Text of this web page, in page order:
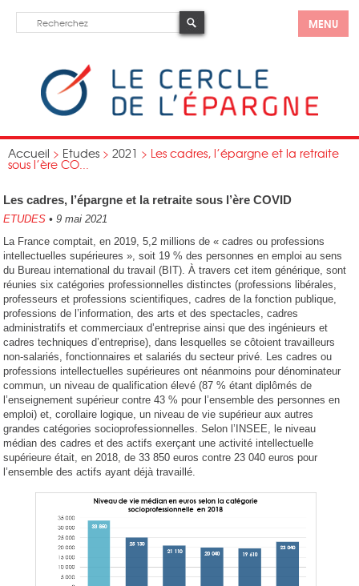
MENU
Accueil > Etudes > 2021 > Les cadres, l’épargne et la retraite
sous l’ère CO...
Les cadres, l’épargne et la retraite sous l’ère COVID
ETUDES • 9 mai 2021
La France comptait, en 2019, 5,2 millions de « cadres ou professions
intellectuelles supérieures », soit 19 % des personnes en emploi au sens
du Bureau international du travail (BIT). À travers cet item générique, sont
réunies six catégories professionnelles distinctes (professions libérales,
professeurs et professions scientifiques, cadres de la fonction publique,
professions de l’information, des arts et des spectacles, cadres
administratifs et commerciaux d’entreprise ainsi que des ingénieurs et
cadres techniques d’entreprise), dans lesquelles se côtoient travailleurs
non-salariés, fonctionnaires et salariés du secteur privé. Les cadres ou
professions intellectuelles supérieures ont néanmoins pour dénominateur
commun, un niveau de qualification élevé (87 % étant diplômés de
l’enseignement supérieur contre 43 % pour l’ensemble des personnes en
emploi) et, corollaire logique, un niveau de vie supérieur aux autres
grandes catégories socioprofessionnelles. Selon l’INSEE, le niveau
médian des cadres et des actifs exerçant une activité intellectuelle
supérieure était, en 2018, de 33 850 euros contre 23 040 euros pour
l’ensemble des actifs ayant déjà travaillé.